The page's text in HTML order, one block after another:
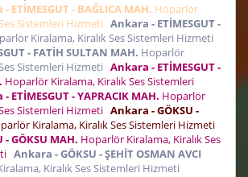
ETİMESGUT - BAĞLICA MAH. Hoparlör
Sistemleri Hizmeti Ankara - ETİMESGUT -
Kiralama, Kiralık Ses Sistemleri Hizmeti
- FATİH SULTAN MAH. Hoparlör
Sistemleri Hizmeti Ankara - ETİMESGUT -
Hoparlör Kiralama, Kiralık Ses Sistemleri
ETİMESGUT - YAPRACIK MAH. Hoparlör
Sistemleri Hizmeti Ankara - GÖKSU -
Kiralama, Kiralık Ses Sistemleri Hizmeti
GÖKSU MAH. Hoparlör Kiralama, Kiralık Ses
Ankara - GÖKSU - ŞEHİT OSMAN AVCI
Kiralık Ses Sistemleri Hizmeti